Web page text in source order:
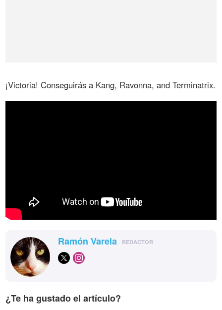
¡Victoria! Conseguirás a Kang, Ravonna, and Terminatrix.
Ramón Varela REDACTOR
¿Te ha gustado el artículo?